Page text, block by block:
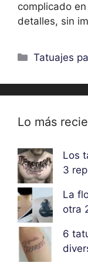
complicado
detalles, sin
Categorías
Tatuajes
Lo más
Los
3
La
otra
6